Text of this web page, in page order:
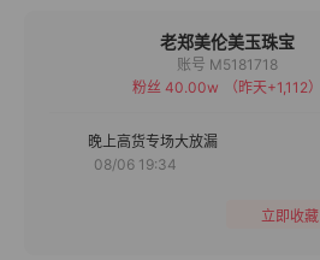
老郑美伦美玉珠宝
备注
分组
账号 M5181718
粉丝 40.00w
（昨天+1,112）
晚上高货专场大放漏
08/06 19:34
立即收藏